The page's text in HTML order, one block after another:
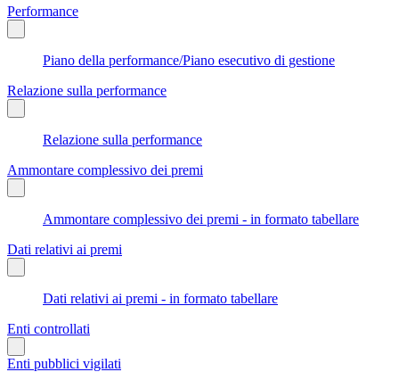
Performance
Piano della performance/Piano esecutivo di gestione
Relazione sulla performance
Relazione sulla performance
Ammontare complessivo dei premi
Ammontare complessivo dei premi - in formato tabellare
Dati relativi ai premi
Dati relativi ai premi - in formato tabellare
Enti controllati
Enti pubblici vigilati